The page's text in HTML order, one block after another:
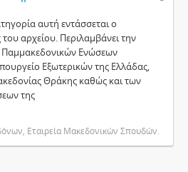
αυτή εντάσσεται ο
αρχείου. Περιλαμβάνει την
Ενώσεων
Εξωτερικών της Ελλάδας,
Θράκης καθώς και των
της
Εταιρεία Μακεδονικών Σπουδών.